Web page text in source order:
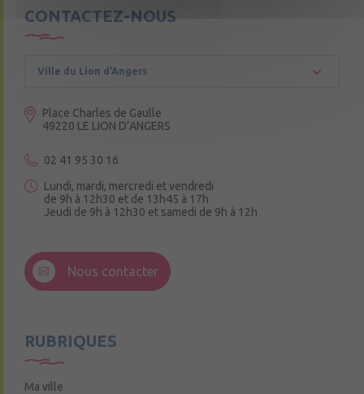
CONTACTEZ-NOUS
Ville du Lion d’Angers
Place Charles de Gaulle
49220 LE LION D’ANGERS
02 41 95 30 16
Lundi, mardi, mercredi et vendredi
de 9h à 12h30 et de 13h45 à 17h
Jeudi de 9h à 12h30 et samedi de 9h à 12h
49220 Andigné
Nous contacter
RUBRIQUES
Ma ville